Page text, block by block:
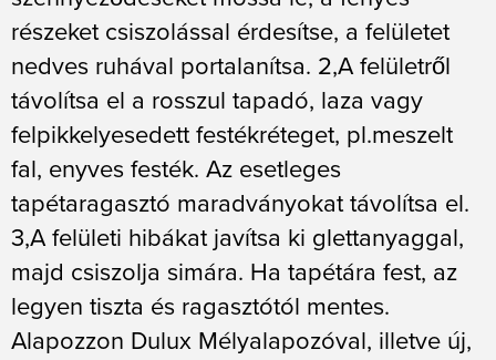
részeket csiszolással érdesítse, a felületet
nedves ruhával portalanítsa. 2,A felületről
távolítsa el a rosszul tapadó, laza vagy
felpikkelyesedett festékréteget, pl.meszelt
fal, enyves festék. Az esetleges
tapétaragasztó maradványokat távolítsa el.
3,A felületi hibákat javítsa ki glettanyaggal,
majd csiszolja simára. Ha tapétára fest, az
legyen tiszta és ragasztótól mentes.
Alapozzon Dulux Mélyalapozóval, illetve új,